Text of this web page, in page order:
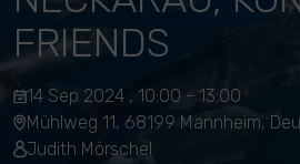
FRIENDS
14 Sep 2024 , 10:00 - 13:00
Mühlweg 11, 68199 Mannheim,
Judith Mörschel